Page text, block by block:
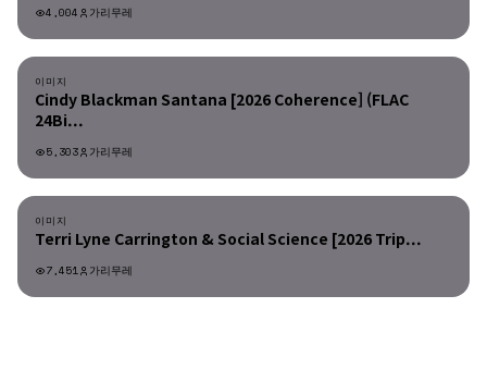
4,004 가리무레
이미지
이미지
Cindy Blackman Santana [2026 Coherence] (FLAC
24Bi...
5,303 가리무레
이미지
이미지
Terri Lyne Carrington & Social Science [2026 Trip...
7,451 가리무레